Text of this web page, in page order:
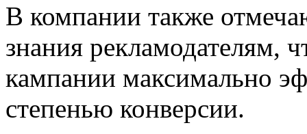
В компании также
знания рекламодателям,
кампании максимально
степенью конверсии.